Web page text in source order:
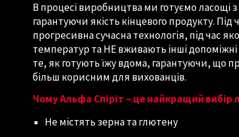
В процесі виробництва ми готуємо
гарантуючи якість кінцевого продукту.
прогресивна сучасна технологія, під час
температур та НЕ вживають інші
те, як готують їжу вдома, гарантуючи, що
більш корисним для вихованців.
Чому Альфа Спіріт – це найкращий вибір
Не містять зерна та глютену